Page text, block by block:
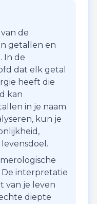
de
getallen en
In de
dat elk getal
heeft die
kan
in je naam
kun je
De interpretatie
van je leven
diepte